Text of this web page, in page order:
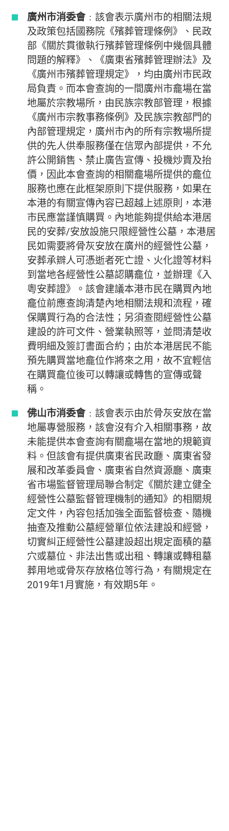
廣州市消委會﹕該會表示廣州市的相關法規
及政策包括國務院《殯葬管理條例》、民政
部《關於貫徹執行殯葬管理條例中幾個具體
問題的解釋》、《廣東省殯葬管理辦法》及
《廣州市殯葬管理規定》，均由廣州市民政
局負責。而本會查詢的一間廣州市龕場在當
地屬於宗教場所，由民族宗教部管理，根據
《廣州市宗教事務條例》及民族宗教部門的
內部管理規定，廣州市內的所有宗教場所提
供的先人供奉服務僅在信眾內部提供，不允
許公開銷售、禁止廣告宣傳、投機炒賣及抬
價，因此本會查詢的相關龕場所提供的龕位
服務也應在此框架原則下提供服務，如果在
本港的有關宣傳內容已超越上述原則，本港
市民應當謹慎購買。內地能夠提供給本港居
民的安葬/安放設施只限經營性公墓，本港居
民如需要將骨灰安放在廣州的經營性公墓，
安葬承辧人可憑逝者死亡證、火化證等材料
到當地各經營性公墓認購龕位，並辦理《入
粵安葬證》。該會建議本港市民在購買內地
龕位前應查詢清楚內地相關法規和流程，確
保購買行為的合法性；另須查閱經營性公墓
建設的許可文件、營業執照等，並問清楚收
費明細及簽訂書面合約；由於本港居民不能
預先購買當地龕位作將來之用，故不宜輕信
在購買龕位後可以轉讓或轉售的宣傳或聲
稱。
佛山市消委會﹕該會表示由於骨灰安放在當
地屬專營服務，該會沒有介入相關事務，故
未能提供本會查詢有關龕場在當地的規範資
料。但該會有提供廣東省民政廳、廣東省發
展和改革委員會、廣東省自然資源廳、廣東
省市場監督管理局聯合制定《關於建立健全
經營性公墓監督管理機制的通知》的相關規
定文件，內容包括加強全面監督檢查、隨機
抽查及推動公墓經營單位依法建設和經營，
切實糾正經營性公墓建設超出規定面積的墓
穴或墓位、非法出售或出租、轉讓或轉租墓
葬用地或骨灰存放格位等行為，有關規定在
2019年1月實施，有效期5年。